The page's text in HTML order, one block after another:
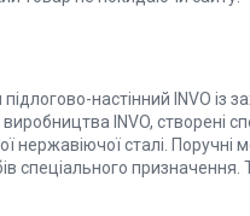
настінний INVO із
INVO, створені
нержавіючої сталі.
спеціального